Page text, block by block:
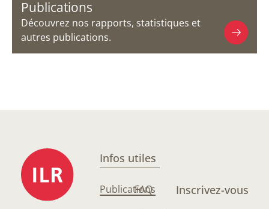
Publications
Découvrez nos rapports, statistiques et
autres publications.
Infos utiles
Publications
FAQ Inscrivez-vous